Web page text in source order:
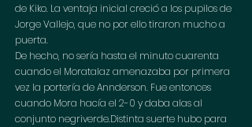
de Kiko. La ventaja inicial creció a los pupilos de
Jorge Vallejo, que no por ello tiraron mucho a
puerta.
De hecho, no sería hasta el minuto cuarenta
cuando el Moratalaz amenazaba por primera
vez la portería de Annderson. Fue entonces
cuando Mora hacía el 2-0 y daba alas al
conjunto negriverde.Distinta suerte hubo para